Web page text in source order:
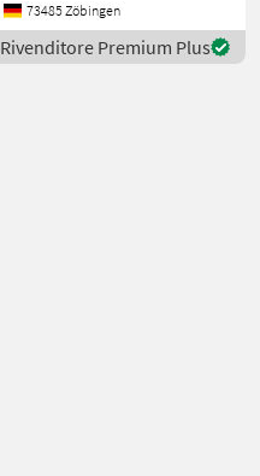
73485 Zöbingen
Rivenditore Premium Plus